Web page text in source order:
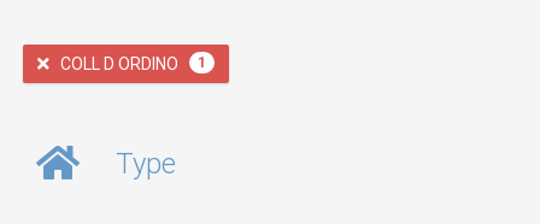
COLL D ORDINO 1
Type